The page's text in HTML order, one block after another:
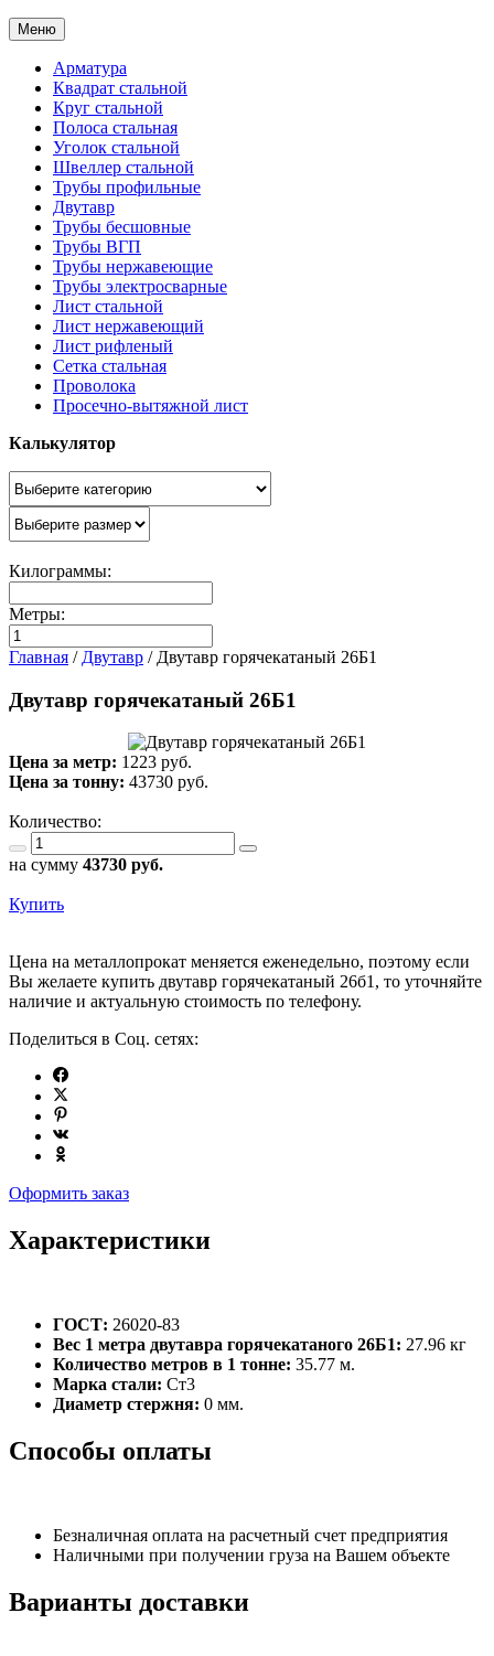
Меню
Арматура
Квадрат стальной
Круг стальной
Полоса стальная
Уголок стальной
Швеллер стальной
Трубы профильные
Двутавр
Трубы бесшовные
Трубы ВГП
Трубы нержавеющие
Трубы электросварные
Лист стальной
Лист нержавеющий
Лист рифленый
Сетка стальная
Проволока
Просечно-вытяжной лист
Калькулятор
Килограммы:
Метры:
Главная / Двутавр / Двутавр горячекатаный 26Б1
Двутавр горячекатаный 26Б1
Цена за метр: 1223 руб.
Цена за тонну: 43730 руб.
Количество:
на сумму 43730 руб.
Купить
Цена на металлопрокат меняется еженедельно, поэтому если
Вы желаете купить двутавр горячекатаный 26б1, то уточняйте
наличие и актуальную стоимость по телефону.
Поделиться в Соц. сетях:
Оформить заказ
Характеристики
ГОСТ: 26020-83
Вес 1 метра двутавра горячекатаного 26Б1: 27.96 кг
Количество метров в 1 тонне: 35.77 м.
Марка стали: Ст3
Диаметр стержня: 0 мм.
Способы оплаты
Безналичная оплата на расчетный счет предприятия
Наличными при получении груза на Вашем объекте
Варианты доставки